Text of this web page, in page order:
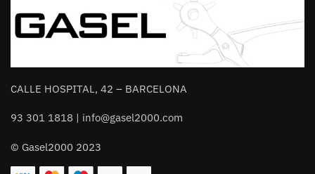
CALLE HOSPITAL, 42 – BARCELONA
93 301 1818 | info@gasel2000.com
© Gasel2000 2023